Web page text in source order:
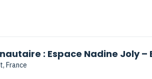
: Espace Nadine Joly –
France